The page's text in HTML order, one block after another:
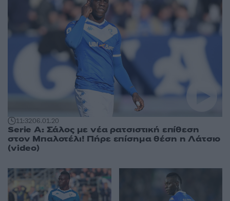
11:3206.01.20
Serie A: Σάλος με νέα ρατσιστική επίθεση
στον Μπαλοτέλι! Πήρε επίσημα θέση η Λάτσιο
(video)